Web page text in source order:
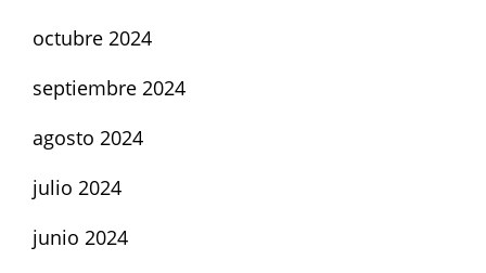
octubre 2024
septiembre 2024
agosto 2024
julio 2024
junio 2024